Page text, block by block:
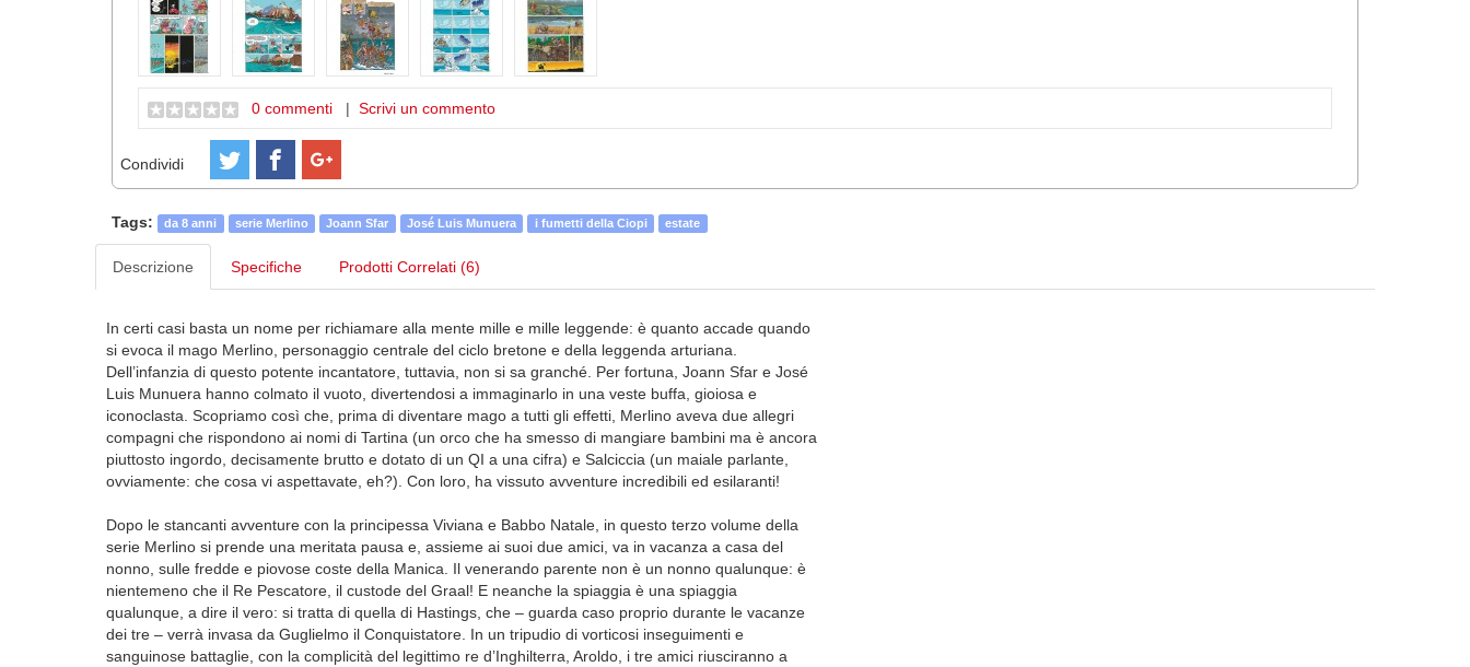
0 commenti | Scrivi un commento
Condividi
Tags: da 8 anni serie Merlino Joann Sfar José Luis Munuera i fumetti della Ciopi estate
Descrizione Specifiche Prodotti Correlati (6)
In certi casi basta un nome per richiamare alla mente mille e mille leggende: è quanto accade quando
si evoca il mago Merlino, personaggio centrale del ciclo bretone e della leggenda arturiana.
Dell’infanzia di questo potente incantatore, tuttavia, non si sa granché. Per fortuna, Joann Sfar e José
Luis Munuera hanno colmato il vuoto, divertendosi a immaginarlo in una veste buffa, gioiosa e
iconoclasta. Scopriamo così che, prima di diventare mago a tutti gli effetti, Merlino aveva due allegri
compagni che rispondono ai nomi di Tartina (un orco che ha smesso di mangiare bambini ma è ancora
piuttosto ingordo, decisamente brutto e dotato di un QI a una cifra) e Salciccia (un maiale parlante,
ovviamente: che cosa vi aspettavate, eh?). Con loro, ha vissuto avventure incredibili ed esilaranti!
Dopo le stancanti avventure con la principessa Viviana e Babbo Natale, in questo terzo volume della
serie Merlino si prende una meritata pausa e, assieme ai suoi due amici, va in vacanza a casa del
nonno, sulle fredde e piovose coste della Manica. Il venerando parente non è un nonno qualunque: è
nientemeno che il Re Pescatore, il custode del Graal! E neanche la spiaggia è una spiaggia
qualunque, a dire il vero: si tratta di quella di Hastings, che – guarda caso proprio durante le vacanze
dei tre – verrà invasa da Guglielmo il Conquistatore. In un tripudio di vorticosi inseguimenti e
sanguinose battaglie, con la complicità del legittimo re d’Inghilterra, Aroldo, i tre amici riusciranno a